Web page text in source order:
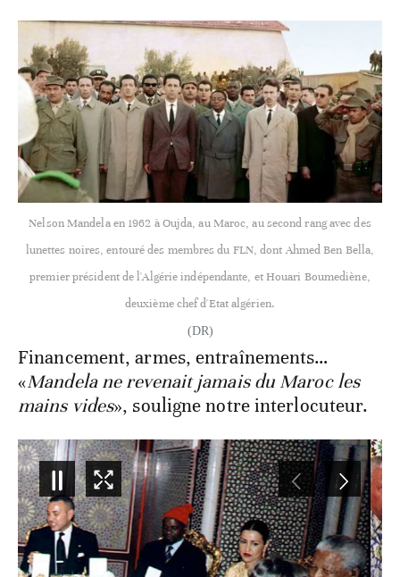
Nelson Mandela en 1962 à Oujda, au Maroc, au second rang avec des
lunettes noires, entouré des membres du FLN, dont Ahmed Ben Bella,
premier président de l'Algérie indépendante, et Houari Boumediène,
deuxième chef d'Etat algérien.
(DR)
Financement, armes, entraînements…
«Mandela ne revenait jamais du Maroc les
mains vides», souligne notre interlocuteur.